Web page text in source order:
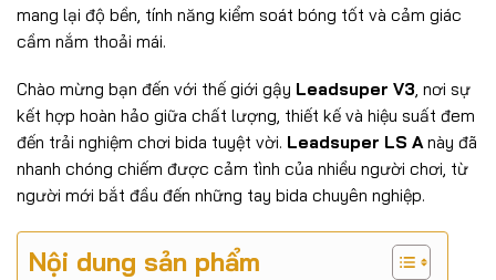
mang lại độ bền, tính năng kiểm soát bóng tốt và cảm giác
cầm nắm thoải mái.
Chào mừng bạn đến với thế giới gậy Leadsuper V3, nơi sự
kết hợp hoàn hảo giữa chất lượng, thiết kế và hiệu suất đem
đến trải nghiệm chơi bida tuyệt vời. Leadsuper LS Anày đã
nhanh chóng chiếm được cảm tình của nhiều người chơi, từ
người mới bắt đầu đến những tay bida chuyên nghiệp.
Nội dung sản phẩm